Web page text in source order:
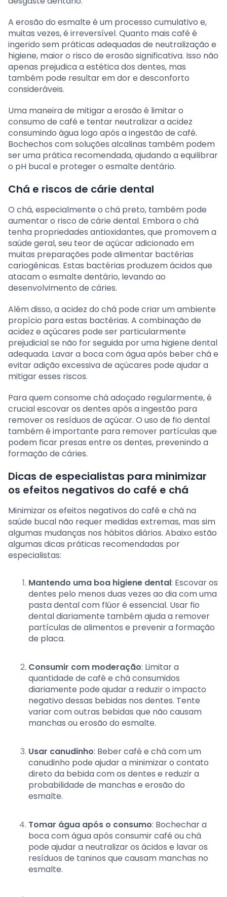
A erosão do esmalte é um processo cumulativo e,
muitas vezes, é irreversível. Quanto mais café é
ingerido sem práticas adequadas de neutralização e
higiene, maior o risco de erosão significativa. Isso não
apenas prejudica a estética dos dentes, mas
também pode resultar em dor e desconforto
consideráveis.
Uma maneira de mitigar a erosão é limitar o
consumo de café e tentar neutralizar a acidez
consumindo água logo após a ingestão de café.
Bochechos com soluções alcalinas também podem
ser uma prática recomendada, ajudando a equilibrar
o pH bucal e proteger o esmalte dentário.
Chá e riscos de cárie dental
O chá, especialmente o chá preto, também pode
aumentar o risco de cárie dental. Embora o chá
tenha propriedades antioxidantes, que promovem a
saúde geral, seu teor de açúcar adicionado em
muitas preparações pode alimentar bactérias
cariogênicas. Estas bactérias produzem ácidos que
atacam o esmalte dentário, levando ao
desenvolvimento de cáries.
Além disso, a acidez do chá pode criar um ambiente
propício para estas bactérias. A combinação de
acidez e açúcares pode ser particularmente
prejudicial se não for seguida por uma higiene dental
adequada. Lavar a boca com água após beber chá e
evitar adição excessiva de açúcares pode ajudar a
mitigar esses riscos.
Para quem consome chá adoçado regularmente, é
crucial escovar os dentes após a ingestão para
remover os resíduos de açúcar. O uso de fio dental
também é importante para remover partículas que
podem ficar presas entre os dentes, prevenindo a
formação de cáries.
Dicas de especialistas para minimizar
os efeitos negativos do café e chá
Minimizar os efeitos negativos do café e chá na
saúde bucal não requer medidas extremas, mas sim
algumas mudanças nos hábitos diários. Abaixo estão
algumas dicas práticas recomendadas por
especialistas:
Mantendo uma boa higiene dental: Escovar os
dentes pelo menos duas vezes ao dia com uma
pasta dental com flúor é essencial. Usar fio
dental diariamente também ajuda a remover
partículas de alimentos e prevenir a formação
de placa.
Consumir com moderação: Limitar a
quantidade de café e chá consumidos
diariamente pode ajudar a reduzir o impacto
negativo dessas bebidas nos dentes. Tente
variar com outras bebidas que não causam
manchas ou erosão do esmalte.
Usar canudinho: Beber café e chá com um
canudinho pode ajudar a minimizar o contato
direto da bebida com os dentes e reduzir a
probabilidade de manchas e erosão do
esmalte.
Tomar água após o consumo: Bochechar a
boca com água após consumir café ou chá
pode ajudar a neutralizar os ácidos e lavar os
resíduos de taninos que causam manchas no
esmalte.